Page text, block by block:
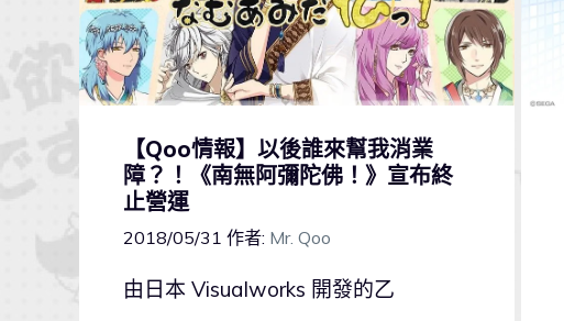
【Qoo情報】以後誰來幫我消業
障？！《南無阿彌陀佛！》宣布終
止營運
2018/05/31 作者: Mr. Qoo
由日本 Visualworks 開發的乙